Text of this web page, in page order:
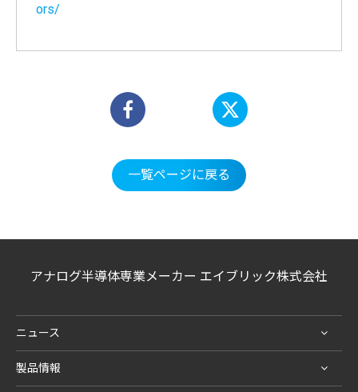
ors/
一覧ページに戻る
アナログ半導体専業メーカー エイブリック株式会社
ニュース
製品情報